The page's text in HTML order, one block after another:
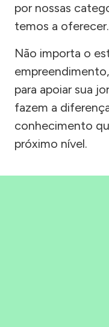
por nossas
temos a oferecer.
Não importa o
para apoiar sua
fazem a
conhecimento
próximo nível.